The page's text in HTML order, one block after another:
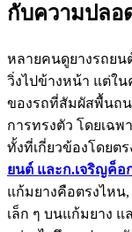
กับความปลอ
หลายคนดูยางรถยน
วิ่งไปข้างหน้า แต่ใน
ของรถที่สัมผัสพื้นถน
การทรงตัว โดยเฉพ
ทั้งที่เกี่ยวข้องโดยต
ยนต์ และก.เจริญค็อ
แก้มยางคือตรงไหน
เล็ก ๆ บนแก้มยาง